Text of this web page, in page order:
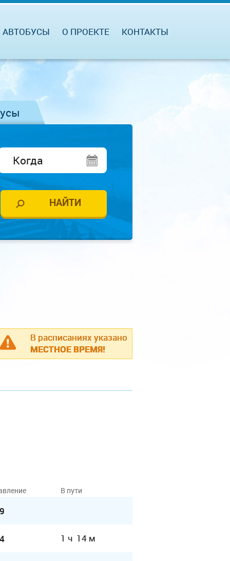
АВТОБУСЫ О ПРОЕКТЕ КОНТАКТЫ
В расписаниях указано
МЕСТНОЕ ВРЕМЯ!
В пути
1 ч 14 м